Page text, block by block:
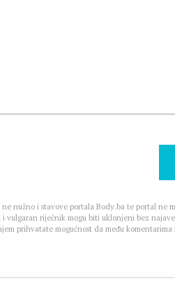
nužno i stavove portala Body.ba te portal ne
vulgaran riječnik mogu biti uklonjeni bez
prihvatate mogućnost da među